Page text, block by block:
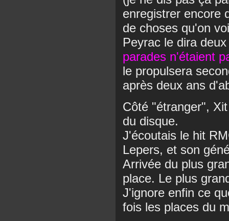
enregistrer encore
de choses qu'on
Peyrac le dira
parades n'étaient
le propulsera
après deux ans
Côté "étranger",
du disque.
J'écoutais le hit
Lepers, et son
Arrivée du plus
place. Le plus
J'ignore enfin ce
fois les places du